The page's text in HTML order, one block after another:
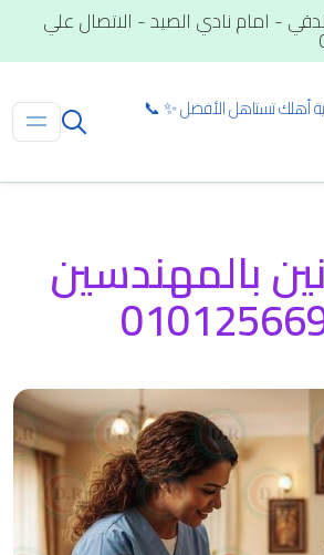
قمبيز - الدقي - امام نادي الصيد - الاتصال علي
بالمهندسين